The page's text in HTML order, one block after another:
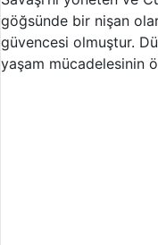
göğsünde bir nişan
güvencesi olmuştur.
yaşam mücadelesinin